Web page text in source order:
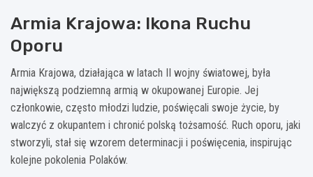
Armia Krajowa: Ikona Ruchu
Oporu
Armia Krajowa, działająca w latach II wojny światowej, była
największą podziemną armią w okupowanej Europie. Jej
członkowie, często młodzi ludzie, poświęcali swoje życie, by
walczyć z okupantem i chronić polską tożsamość. Ruch oporu, jaki
stworzyli, stał się wzorem determinacji i poświęcenia, inspirując
kolejne pokolenia Polaków.